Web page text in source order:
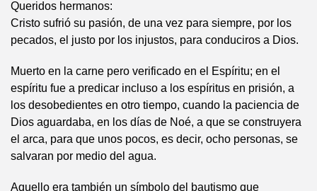
Queridos hermanos:
Cristo sufrió su pasión, de una vez para siempre, por los
pecados, el justo por los injustos, para conduciros a Dios.
Muerto en la carne pero verificado en el Espíritu; en el
espíritu fue a predicar incluso a los espíritus en prisión, a
los desobedientes en otro tiempo, cuando la paciencia de
Dios aguardaba, en los días de Noé, a que se construyera
el arca, para que unos pocos, es decir, ocho personas, se
salvaran por medio del agua.
Aquello era también un símbolo del bautismo que